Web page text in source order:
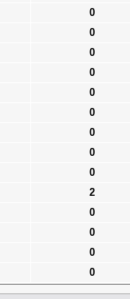
0
0
0
0
0
0
0
0
0
2
0
0
0
0